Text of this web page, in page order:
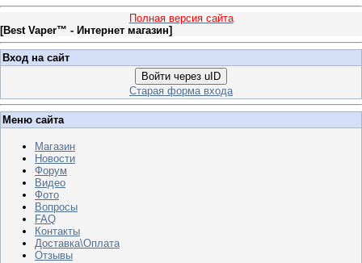
Полная версия сайта
[Best Vaper™ - Интернет магазин]
Вход на сайт
Войти через uID
Старая форма входа
Меню сайта
Магазин
Новости
Форум
Видео
Фото
Вопросы
FAQ
Контакты
Доставка\Оплата
Отзывы